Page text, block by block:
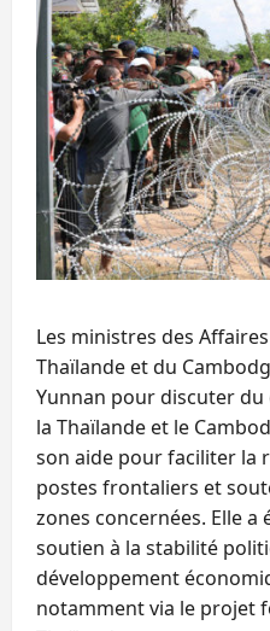
Les ministres des
Thaïlande et du
Yunnan pour discuter
la Thaïlande et le
son aide pour faciliter la
postes frontaliers et
zones concernées. Elle
soutien à la stabilité
développement
notamment via le projet